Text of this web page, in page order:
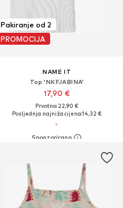
Pakiranje od 2
PROMOCIJA
NAME IT
Top 'NKFJABINA'
17,90 €
Prvotno: 22,90 €
Posljednja najniža cijena:14,32 €